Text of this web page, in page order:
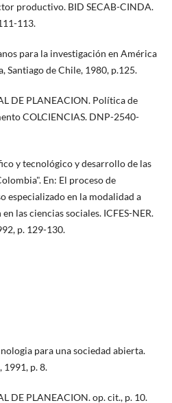
productivo. BID SECAB-CINDA.
113.
para la investigación en América
Santiago de Chile, 1980, p.125.
DE PLANEACION. Política de
COLCIENCIAS. DNP-2540-
y tecnológico y desarrollo de las
En: El proceso de
especializado en la modalidad a
las ciencias sociales. ICFES-NER.
p. 129-130.
para una sociedad abierta.
1991, p. 8.
DE PLANEACION. op. cit., p. 10.